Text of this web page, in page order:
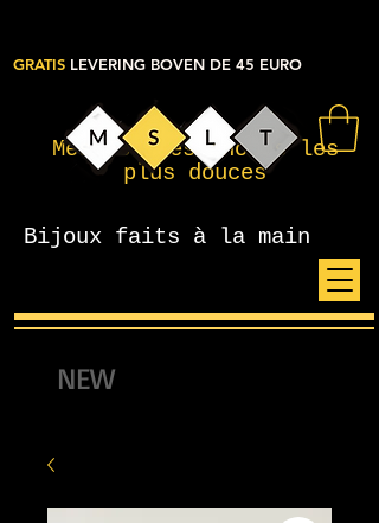
Mes petites choses les
plus douces
Bijoux faits à la main
GRATIS LEVERING BOVEN DE 45 EURO
NEW